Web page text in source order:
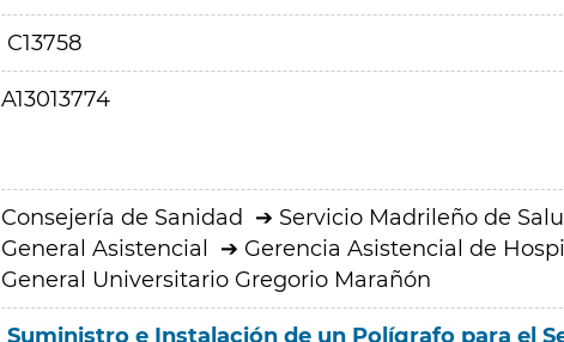
C13758
A13013774
Consejería de Sanidad Servicio Madrileño de
General Asistencial
Gerencia Asistencial de
General Universitario Gregorio Marañón
Suministro e Instalación de un Polígrafo para el